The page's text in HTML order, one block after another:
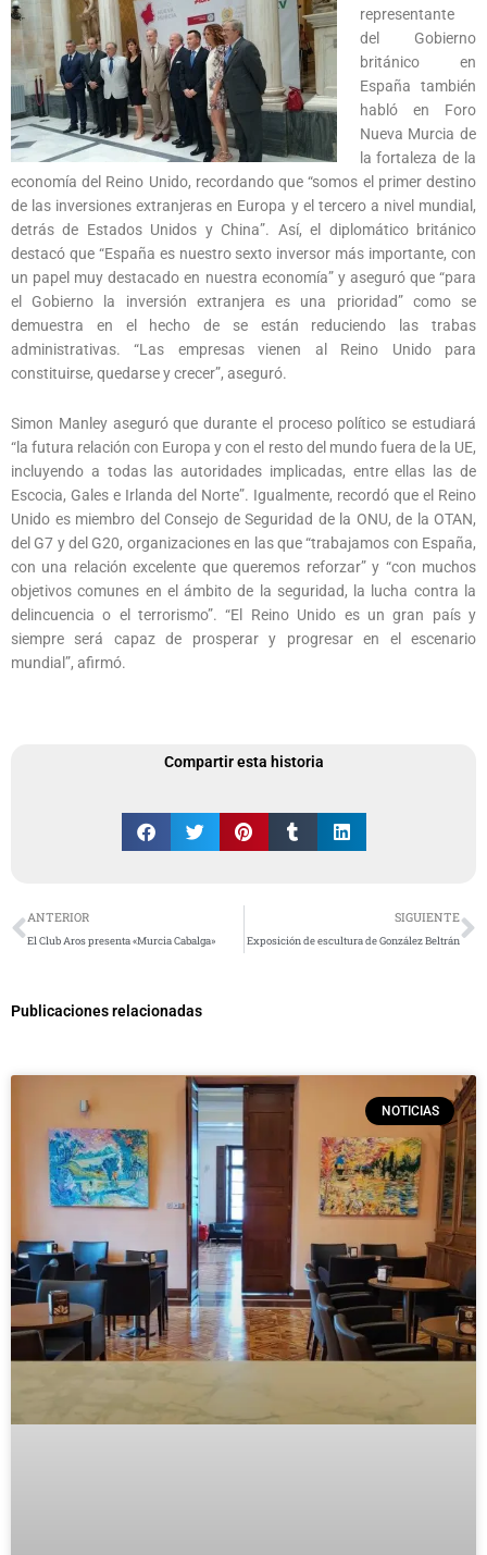
representante
del Gobierno
británico en
España también
habló en Foro
Nueva Murcia de
la fortaleza de la
economía del Reino Unido, recordando que “somos el primer destino
de las inversiones extranjeras en Europa y el tercero a nivel mundial,
detrás de Estados Unidos y China”. Así, el diplomático británico
destacó que “España es nuestro sexto inversor más importante, con
un papel muy destacado en nuestra economía” y aseguró que “para
el Gobierno la inversión extranjera es una prioridad” como se
demuestra en el hecho de se están reduciendo las trabas
administrativas. “Las empresas vienen al Reino Unido para
constituirse, quedarse y crecer”, aseguró.
Simon Manley aseguró que durante el proceso político se estudiará
“la futura relación con Europa y con el resto del mundo fuera de la UE,
incluyendo a todas las autoridades implicadas, entre ellas las de
Escocia, Gales e Irlanda del Norte”. Igualmente, recordó que el Reino
Unido es miembro del Consejo de Seguridad de la ONU, de la OTAN,
del G7 y del G20, organizaciones en las que “trabajamos con España,
con una relación excelente que queremos reforzar” y “con muchos
objetivos comunes en el ámbito de la seguridad, la lucha contra la
delincuencia o el terrorismo”. “El Reino Unido es un gran país y
siempre será capaz de prosperar y progresar en el escenario
mundial”, afirmó.
Compartir esta historia
Ant
ANTERIOR
El Club Aros presenta «Murcia Cabalga»
SIGUIENTE
Exposición de escultura de González Beltrán
Publicaciones relacionadas
NOTICIAS